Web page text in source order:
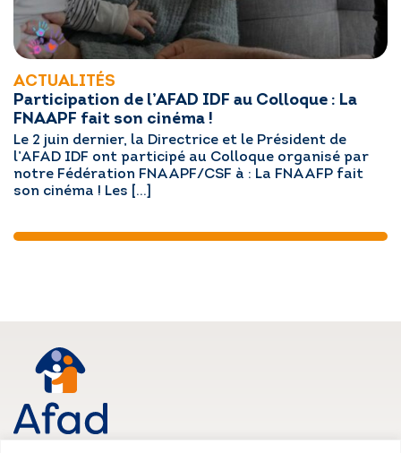
ACTUALITÉS
Participation de l’AFAD IDF au Colloque : La
FNAAPF fait son cinéma !
Le 2 juin dernier, la Directrice et le Président de
l’AFAD IDF ont participé au Colloque organisé par
notre Fédération FNAAPF/CSF à : La FNAAFP fait
son cinéma ! Les […]